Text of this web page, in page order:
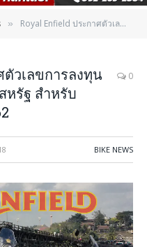
» Royal Enfield ประกาศตัวเลขการลงทุนมูลค่า 120 ล้านดอลลาร์สหรัฐ สำหรับปีงบประมาณ 2561-2562
วเลขการลงทุน
หรัฐ สำหรับ
0
BIKE NEWS